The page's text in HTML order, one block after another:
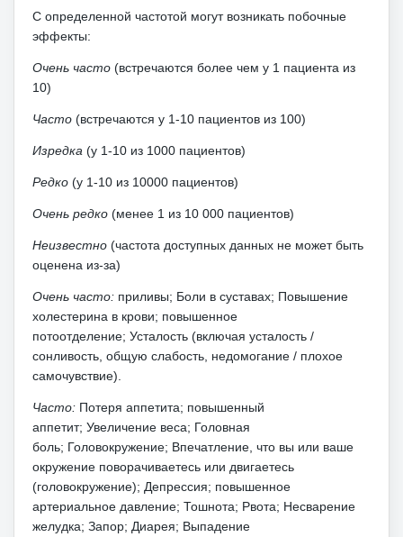
С определенной частотой могут возникать побочные
эффекты:
Очень часто (встречаются более чем у 1 пациента из
10)
Часто (встречаются у 1-10 пациентов из 100)
Изредка (у 1-10 из 1000 пациентов)
Редко (у 1-10 из 10000 пациентов)
Очень редко (менее 1 из 10 000 пациентов)
Неизвестно (частота доступных данных не может быть
оценена из-за)
Очень часто: приливы; Боли в суставах; Повышение
холестерина в крови; повышенное
потоотделение; Усталость (включая усталость /
сонливость, общую слабость, недомогание / плохое
самочувствие).
Часто: Потеря аппетита; повышенный
аппетит; Увеличение веса; Головная
боль; Головокружение; Впечатление, что вы или ваше
окружение поворачиваетесь или двигаетесь
(головокружение); Депрессия; повышенное
артериальное давление; Тошнота; Рвота; Несварение
желудка; Запор; Диарея; Выпадение